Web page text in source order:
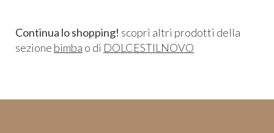
Continua lo shopping! scopri altri prodotti della
sezione bimba o di DOLCESTILNOVO